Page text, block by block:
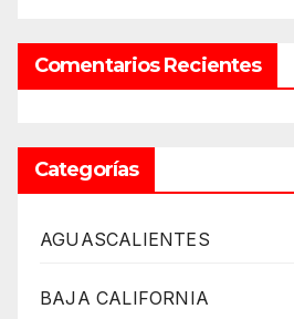
Comentarios Recientes
Categorías
AGUASCALIENTES
BAJA CALIFORNIA